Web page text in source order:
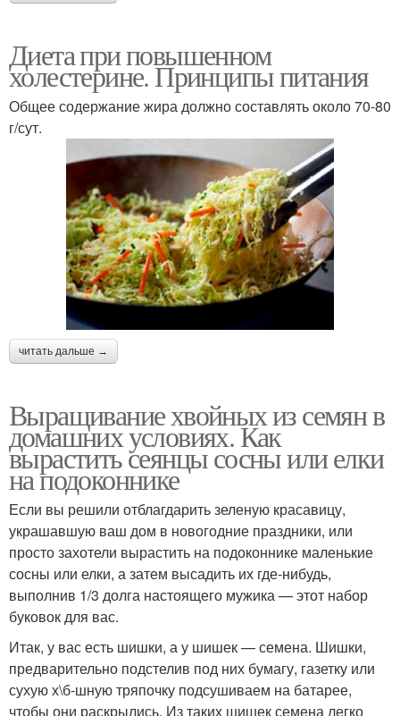
Диета при повышенном
холестерине. Принципы питания
Общее содержание жира должно составлять около 70-80
г/сут.
читать дальше →
Выращивание хвойных из семян в
домашних условиях. Как
вырастить сеянцы сосны или елки
на подоконнике
Если вы решили отблагдарить зеленую красавицу,
украшавшую ваш дом в новогодние праздники, или
просто захотели вырастить на подоконнике маленькие
сосны или елки, а затем высадить их где-нибудь,
выполнив 1/3 долга настоящего мужика — этот набор
буковок для вас.
Итак, у вас есть шишки, а у шишек — семена. Шишки,
предварительно подстелив под них бумагу, газетку или
сухую х\б-шную тряпочку подсушиваем на батарее,
чтобы они раскрылись. Из таких шишек семена легко